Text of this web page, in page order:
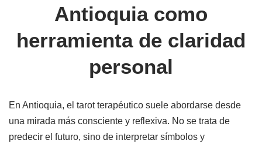
Antioquia como
herramienta de claridad
personal
En Antioquia, el tarot terapéutico suele abordarse desde
una mirada más consciente y reflexiva. No se trata de
predecir el futuro, sino de interpretar símbolos y